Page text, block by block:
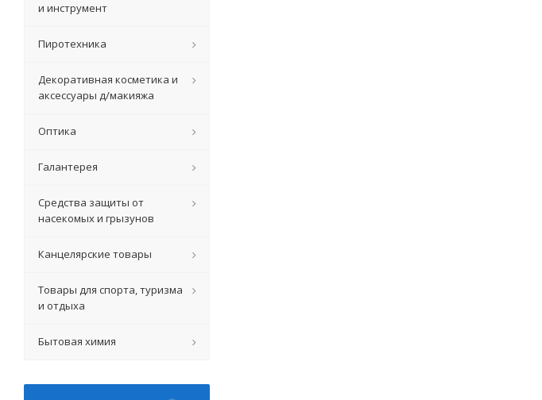
и инструмент
Пиротехника
Декоративная косметика и
аксессуары д/макияжа
Оптика
Галантерея
Средства защиты от
насекомых и грызунов
Канцелярские товары
Товары для спорта, туризма
и отдыха
Бытовая химия